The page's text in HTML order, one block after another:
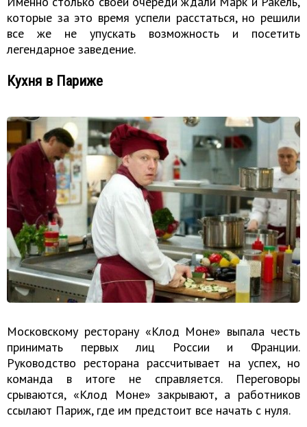
которые за это время успели расстаться, но решили
все же не упускать возможность и посетить
легендарное заведение.
Кухня в Париже
Московскому ресторану «Клод Моне» выпала честь
принимать первых лиц России и Франции.
Руководство ресторана рассчитывает на успех, но
команда в итоге не справляется. Переговоры
срываются, «Клод Моне» закрывают, а работников
ссылают Париж, где им предстоит все начать с нуля.